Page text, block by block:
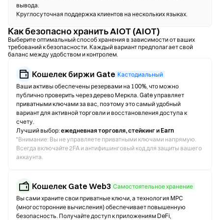
вывода.
Круглосуточная поддержка клиентов на нескольких языках.
Как безопасно хранить AIOT (AIOT)
Выберите оптимальный способ хранения в зависимости от ваших
требований к безопасности. Каждый вариант предполагает свой
баланс между удобством и контролем.
Кошелек биржи Gate Кастодиальный
Ваши активы обеспечены резервами на 100%, что можно
публично проверить через дерево Меркла. Gate управляет
приватными ключами за вас, поэтому это самый удобный
вариант для активной торговли и восстановления доступа к
счету.
Лучший выбор: ежедневная торговля, стейкинг и Earn
*Внимание: Вы не управляете приватными ключами напрямую.
Всегда включайте 2FA и антифишинговый код для защиты вашего
аккаунта.
Кошелек Gate Web3 Самостоятельное хранение
Вы сами храните свои приватные ключи, а технология MPC
(многосторонние вычисления) обеспечивает повышенную
безопасность. Получайте доступ к приложениям DeFi,